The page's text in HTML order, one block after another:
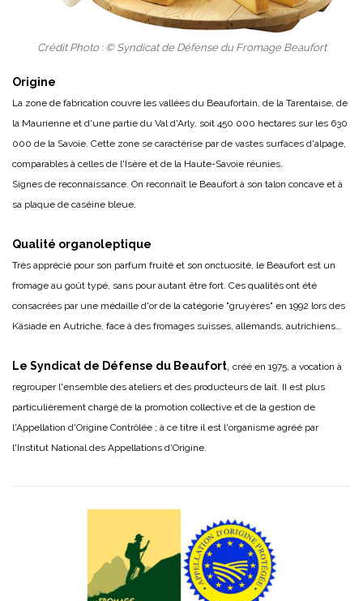
Crédit Photo : © Syndicat de Défense du Fromage Beaufort
Origine
La zone de fabrication couvre les vallées du Beaufortain, de la Tarentaise, de
la Maurienne et d'une partie du Val d'Arly, soit 450 000 hectares sur les 630
000 de la Savoie. Cette zone se caractérise par de vastes surfaces d'alpage,
comparables à celles de l'Isère et de la Haute-Savoie réunies.
Signes de reconnaissance. On reconnaît le Beaufort à son talon concave et à
sa plaque de caséine bleue
Qualité organoleptique
Très apprécié pour son parfum fruité et son onctuosité, le Beaufort est un
fromage au goût typé, sans pour autant être fort. Ces qualités ont été
consacrées par une médaille d'or de la catégorie "gruyères" en 1992 lors des
Käsiade en Autriche, face à des fromages suisses, allemands, autrichiens…
Le Syndicat de Défense du Beaufort créé en 1975, a vocation à
regrouper l'ensemble des ateliers et des producteurs de lait. II est plus
particulièrement chargé de la promotion collective et de la gestion de
l'Appellation d'Origine Contrôlée ; à ce titre il est l'organisme agréé par
l'Institut National des Appellations d'Origine.